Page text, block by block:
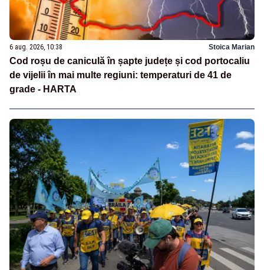
6 aug. 2026, 10:38 Stoica Marian
Cod roșu de caniculă în șapte județe și cod portocaliu
de vijelii în mai multe regiuni: temperaturi de 41 de
grade - HARTA